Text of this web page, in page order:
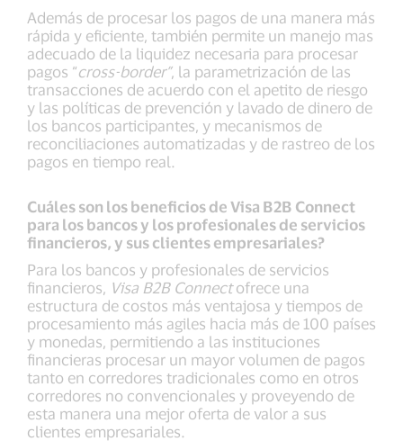
Además de procesar los pagos de una manera más
rápida y eficiente, también permite un manejo mas
adecuado de la liquidez necesaria para procesar
pagos “cross-border”, la parametrización de las
transacciones de acuerdo con el apetito de riesgo
y las políticas de prevención y lavado de dinero de
los bancos participantes, y mecanismos de
reconciliaciones automatizadas y de rastreo de los
pagos en tiempo real.
Cuáles son los beneficios de Visa B2B Connect
para los bancos y los profesionales de servicios
financieros, y sus clientes empresariales?
Para los bancos y profesionales de servicios
financieros, Visa B2B Connectofrece una
estructura de costos más ventajosa y tiempos de
procesamiento más agiles hacia más de 100 países
y monedas, permitiendo a las instituciones
financieras procesar un mayor volumen de pagos
tanto en corredores tradicionales como en otros
corredores no convencionales y proveyendo de
esta manera una mejor oferta de valor a sus
clientes empresariales.